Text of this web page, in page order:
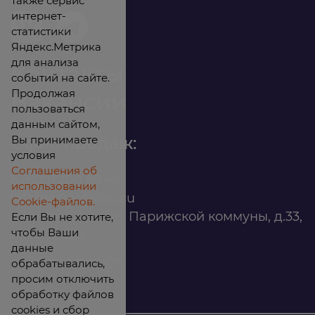
Контакты
Вакансии
Офис продаж:
infomarket@ilan.su
г. Красноярск, ул. Парижской коммуны, д.33,
помещ. 302
ИНН: 2465263327
интернет-
статистики
Яндекс.Метрика
для анализа
событий на сайте.
Продолжая
пользоваться
данным сайтом,
Вы принимаете
условия
Соглашения об
использовании
Cookie-файлов.
Если Вы не хотите,
чтобы Ваши
данные
обрабатывались,
просим отключить
обработку файлов
cookies и сбор